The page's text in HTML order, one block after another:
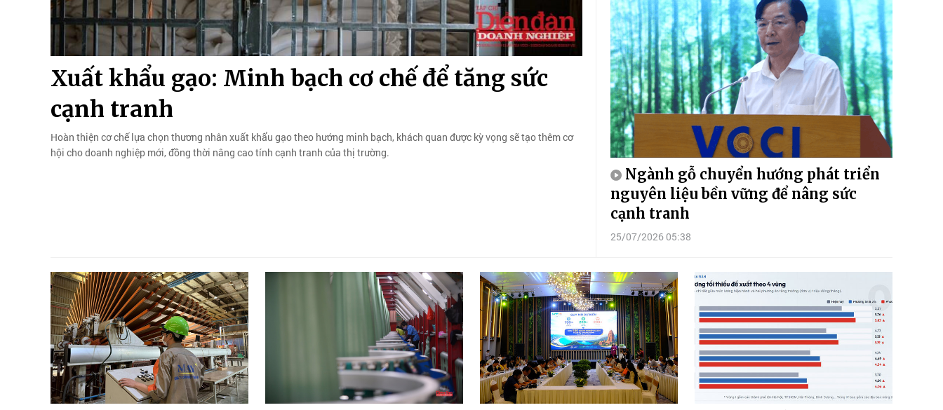
Xuất khẩu gạo: Minh bạch cơ chế để tăng sức
cạnh tranh
Hoàn thiện cơ chế lựa chọn thương nhân xuất khẩu gạo theo hướng minh bạch, khách quan được kỳ vọng sẽ tạo thêm cơ
hội cho doanh nghiệp mới, đồng thời nâng cao tính cạnh tranh của thị trường.
Ngành gỗ chuyển hướng phát triển
nguyên liệu bền vững để nâng sức
cạnh tranh
25/07/2026 05:38